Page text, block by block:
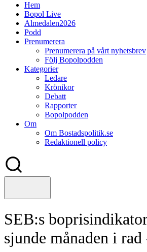
Hem
Bopol Live
Almedalen2026
Podd
Prenumerera
Prenumerera på vårt nyhetsbrev
Följ Bopolpodden
Kategorier
Ledare
Krönikor
Debatt
Rapporter
Bopolpodden
Om
Om Bostadspolitik.se
Redaktionell policy
SEB:s
sjunde månaden i